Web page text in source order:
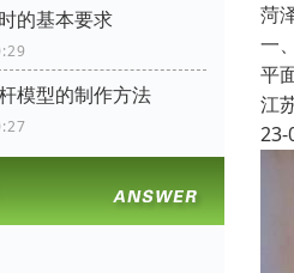
的基本要求
模型的制作方法
菏
一
平
江
23-